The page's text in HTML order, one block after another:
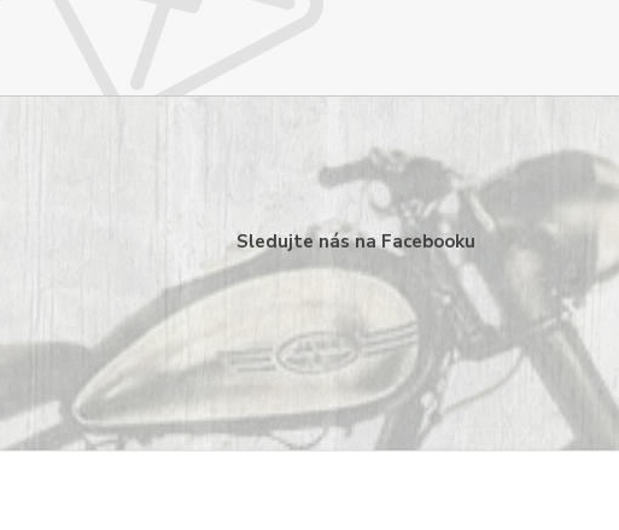
Sledujte nás na Facebooku